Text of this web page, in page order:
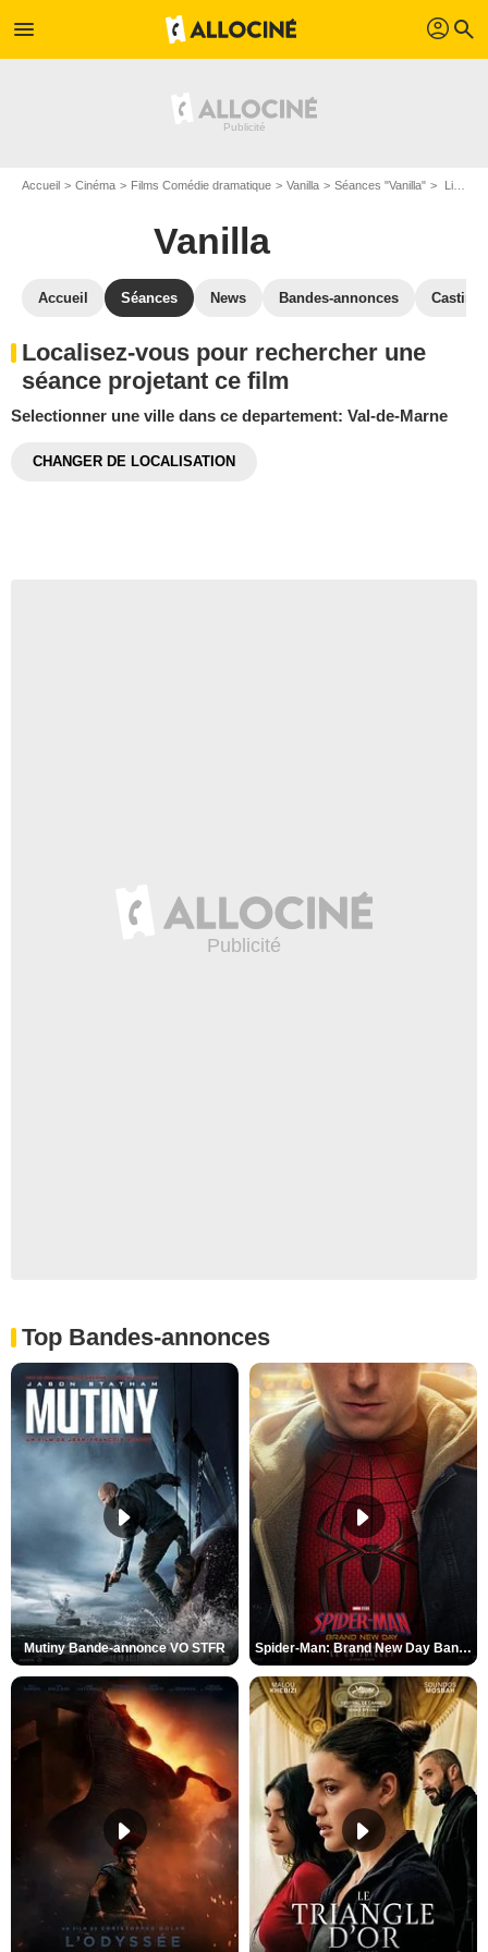
menu profil search
Accueil Cinéma Films Comédie dramatique Vanilla Séances "Vanilla" Lieux projetant le film Vanilla: Val-de-Marne
Vanilla
Accueil Séances News Bandes-annonces Casting
Localisez-vous pour rechercher une
séance projetant ce film
Selectionner une ville dans ce departement: Val-de-Marne
CHANGER DE LOCALISATION
Top Bandes-annonces
Mutiny Bande-annonce VO STFR Spider-Man: Brand New Day Bande-annonce VO STFR